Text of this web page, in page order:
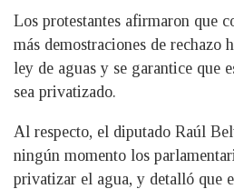
Los protestantes afirmaron que
más demostraciones de rechazo
ley de aguas y se garantice que
sea privatizado.
Al respecto, el diputado Raúl
ningún momento los
privatizar el agua, y detalló que